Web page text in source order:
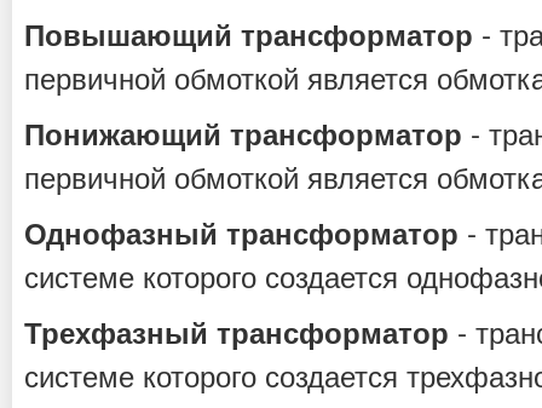
Повышающий трансформатор -
первичной обмоткой является
Понижающий трансформатор -
первичной обмоткой является
Однофазный трансформатор -
системе которого создается
Трехфазный трансформатор -
системе которого создается